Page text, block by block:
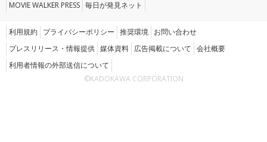
MOVIE WALKER PRESS 毎日が発見ネット
利用規約 プライバシーポリシー 推奨環境 お問い合わせ
プレスリリース・情報提供 媒体資料 広告掲載について 会社概要
利用者情報の外部送信について
©KADOKAWA CORPORATION